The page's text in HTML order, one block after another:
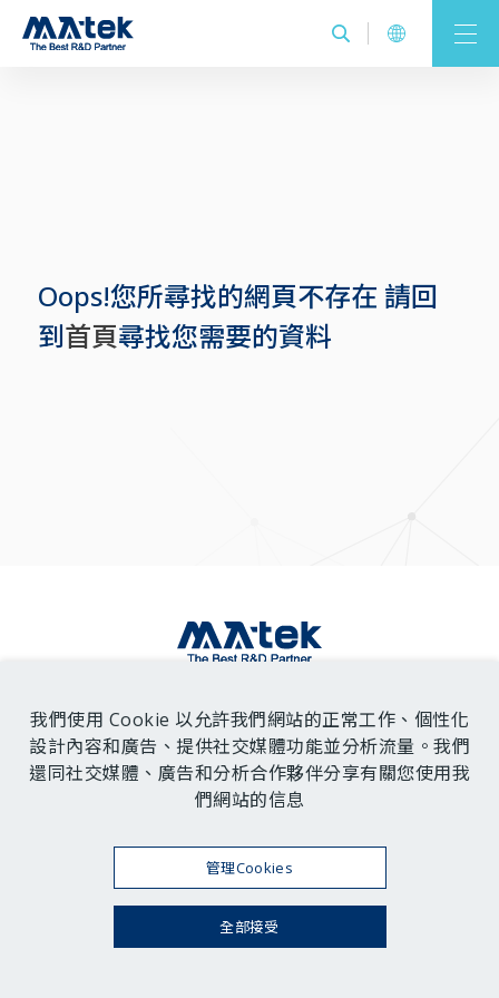
Oops!您所尋找的網頁不存在 請回
到首頁尋找您需要的資料
聯絡我們
MAtek 閎康科技
我們使用 Cookie 以允許我們網站的正常工作、個性化
設計內容和廣告、提供社交媒體功能並分析流量。我們
還同社交媒體、廣告和分析合作夥伴分享有關您使用我
們網站的信息
管理Cookies
全部接受